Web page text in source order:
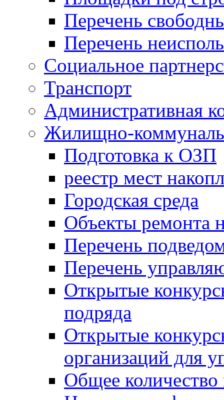
Перечень
Перечень
Социальное
Транспорт
Административная
Жилищно-
Подготовка к ОЗП
реестр мест
Городская среда
Объекты ремонта
Перечень
Перечень
Открытые
подряда
Открытые
организаций для
Общее